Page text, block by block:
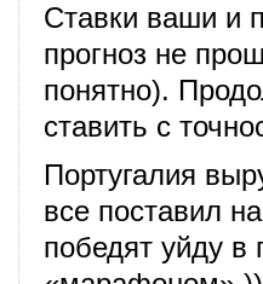
Ставки ваши и
прогноз не
понятно).
ставить с
Португалия
все поставил
победят уйду в